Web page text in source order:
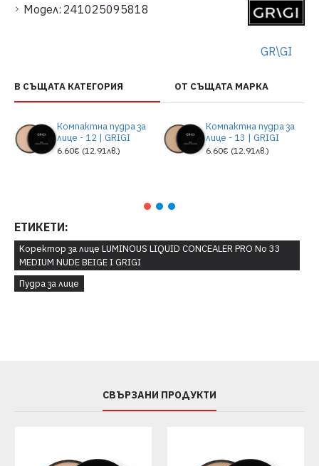
Модел: 241025095818
GR\GI
В СЪЩАТА КАТЕГОРИЯ ОТ СЪЩАТА МАРКА
Компактна пудра за
лице - 12 | GRIGI
6.60€ (12.91лв.)
Компактна пудра за
лице - 13 | GRIGI
6.60€ (12.91лв.)
ЕТИКЕТИ:
Kоректор за лице LUMINOUS LIQUID CONCEALER PRO No 33
MEDIUM NUDE BEIGE I GRIGI
Пудра за лице
СВЪРЗАНИ ПРОДУКТИ